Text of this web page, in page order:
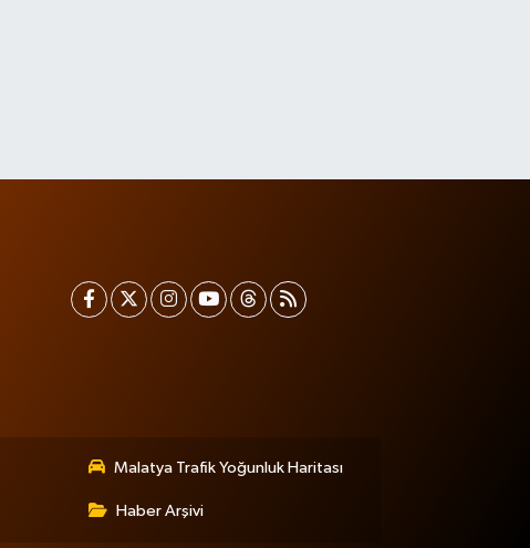
Malatya Trafik Yoğunluk Haritası
Haber Arşivi